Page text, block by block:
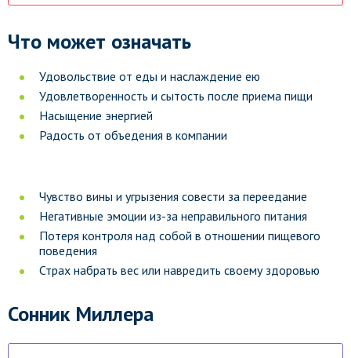
Что может означать
Удовольствие от еды и наслаждение ею
Удовлетворенность и сытость после приема пищи
Насыщение энергией
Радость от объедения в компании
Чувство вины и угрызения совести за переедание
Негативные эмоции из-за неправильного питания
Потеря контроля над собой в отношении пищевого
поведения
Страх набрать вес или навредить своему здоровью
Сонник Миллера